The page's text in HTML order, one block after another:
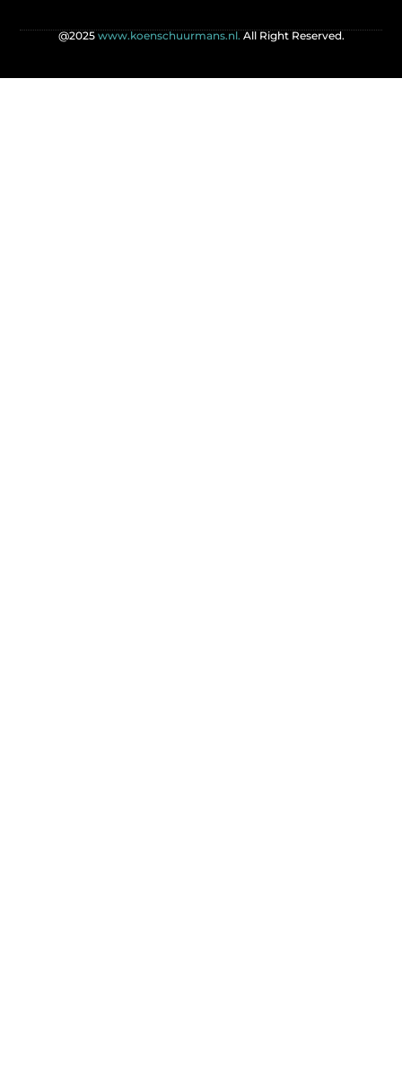
@2025 www.koenschuurmans.nl. All Right Reserved.